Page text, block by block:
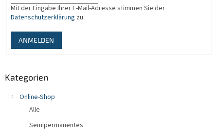
e
i
Mit der Eingabe Ihrer E-Mail-Adresse stimmen Sie der
Datenschutzerklärung zu.
ANMELDEN
Kategorien
Online-Shop
Alle
Semipermanentes